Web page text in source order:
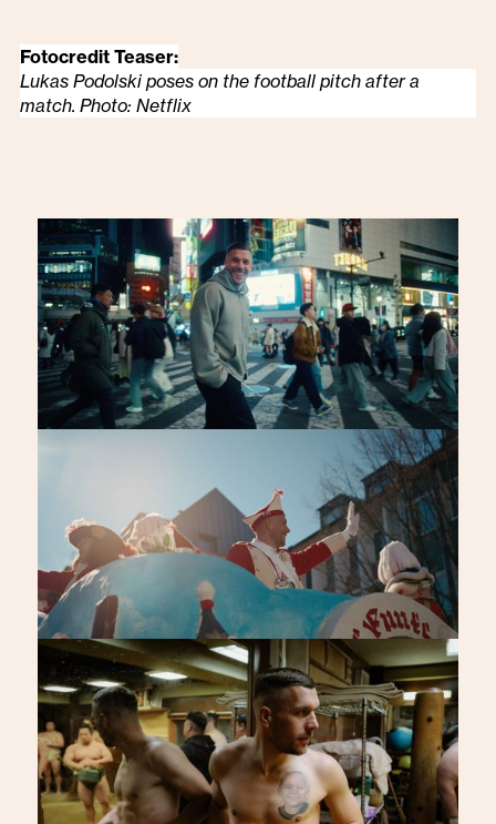
Fotocredit Teaser:
Lukas Podolski poses on the football pitch after a
match. Photo: Netflix